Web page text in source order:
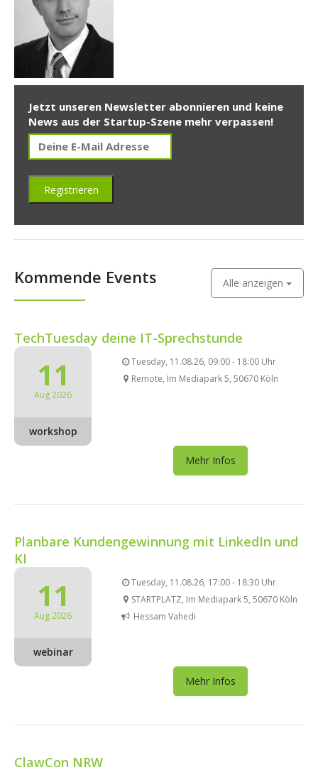
Jetzt unseren Newsletter abonnieren und keine
News aus der Startup-Szene mehr verpassen!
Kommende Events Alle anzeigen
TechTuesday deine IT-Sprechstunde
11
Aug 2026
workshop
Tuesday, 11.08.26, 09:00 - 18:00 Uhr
Remote, Im Mediapark 5, 50670 Köln
Mehr Infos
Planbare Kundengewinnung mit LinkedIn und
KI
11
Aug 2026
webinar
Tuesday, 11.08.26, 17:00 - 18:30 Uhr
STARTPLATZ, Im Mediapark 5, 50670 Köln
Hessam Vahedi
Mehr Infos
ClawCon NRW